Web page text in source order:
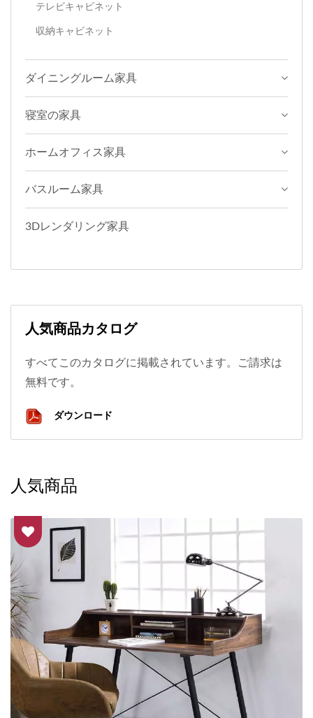
ております。お気軽にお問
い合わせください。
テレビキャビネット
収納キャビネット
ダイニングルーム家具
寝室の家具
ホームオフィス家具
バスルーム家具
3Dレンダリング家具
人気商品カタログ
すべてこのカタログに掲載されています。ご請求は
無料です。
ダウンロード
人気商品